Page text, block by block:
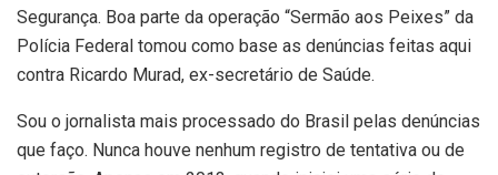
Segurança. Boa parte da operação “Sermão aos Peixes” da
Polícia Federal tomou como base as denúncias feitas aqui
contra Ricardo Murad, ex-secretário de Saúde.
Sou o jornalista mais processado do Brasil pelas denúncias
que faço. Nunca houve nenhum registro de tentativa ou de